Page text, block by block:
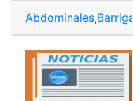
Abdominales,Barriga